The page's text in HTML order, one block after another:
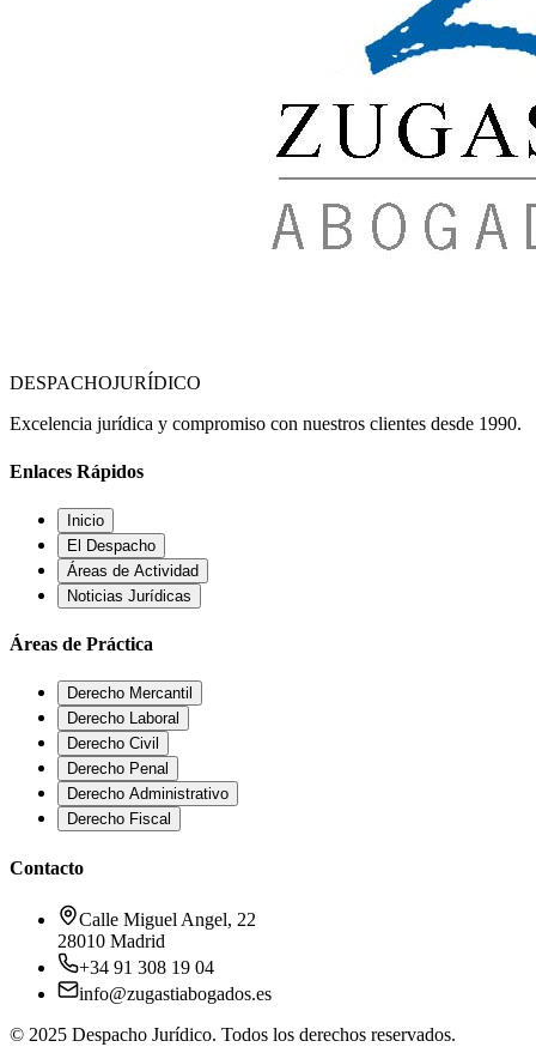
DESPACHOJURÍDICO
Excelencia jurídica y compromiso con nuestros clientes desde 1990.
Enlaces Rápidos
Inicio
El Despacho
Áreas de Actividad
Noticias Jurídicas
Áreas de Práctica
Derecho Mercantil
Derecho Laboral
Derecho Civil
Derecho Penal
Derecho Administrativo
Derecho Fiscal
Contacto
Calle Miguel Angel, 22
28010 Madrid
+34 91 308 19 04
info@zugastiabogados.es
© 2025 Despacho Jurídico. Todos los derechos reservados.